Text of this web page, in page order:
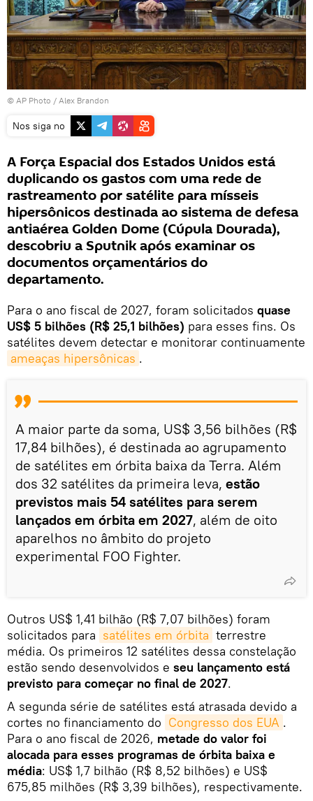
© AP Photo / Alex Brandon
Nos siga no
A Força Espacial dos Estados Unidos está
duplicando os gastos com uma rede de
rastreamento por satélite para mísseis
hipersônicos destinada ao sistema de defesa
antiaérea Golden Dome (Cúpula Dourada),
descobriu a Sputnik após examinar os
documentos orçamentários do
departamento.
Para o ano fiscal de 2027, foram solicitados quase
US$ 5 bilhões (R$ 25,1 bilhões) para esses fins. Os
satélites devem detectar e monitorar continuamente
ameaças hipersônicas .
A maior parte da soma, US$ 3,56 bilhões (R$
17,84 bilhões), é destinada ao agrupamento
de satélites em órbita baixa da Terra. Além
dos 32 satélites da primeira leva, estão
previstos mais 54 satélites para serem
lançados em órbita em 2027, além de oito
aparelhos no âmbito do projeto
experimental FOO Fighter.
Outros US$ 1,41 bilhão (R$ 7,07 bilhões) foram
solicitados para satélites em órbita terrestre
média. Os primeiros 12 satélites dessa constelação
estão sendo desenvolvidos e seu lançamento está
previsto para começar no final de 2027.
A segunda série de satélites está atrasada devido a
cortes no financiamento do Congresso dos EUA .
Para o ano fiscal de 2026, metade do valor foi
alocada para esses programas de órbita baixa e
média: US$ 1,7 bilhão (R$ 8,52 bilhões) e US$
675,85 milhões (R$ 3,39 bilhões), respectivamente.